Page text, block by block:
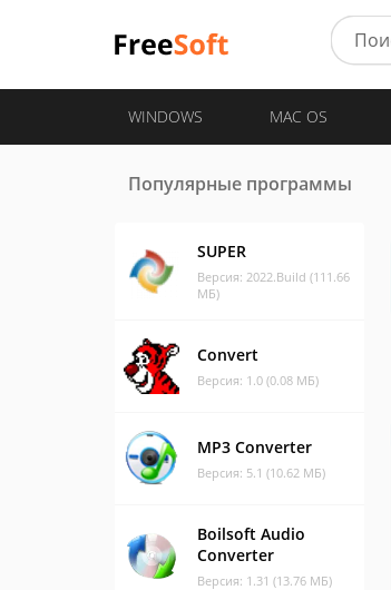
WINDOWS MAC OS
Популярные программы
SUPER
Версия: 2022.Build (111.66
МБ)
Convert
Версия: 1.0 (0.08 МБ)
MP3 Converter
Версия: 5.1 (10.62 МБ)
Boilsoft Audio
Converter
Версия: 1.31 (13.76 МБ)